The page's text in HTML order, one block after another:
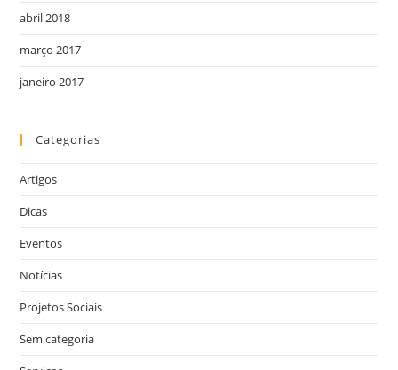
abril 2018
março 2017
janeiro 2017
Categorias
Artigos
Dicas
Eventos
Notícias
Projetos Sociais
Sem categoria